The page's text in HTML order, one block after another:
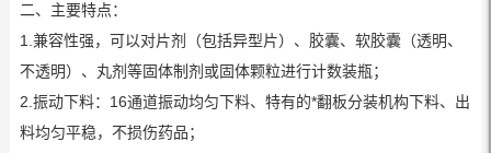
二、主要特点：
1.兼容性强，可以对片剂（包括异型片）、胶囊、软胶囊（透明、
不透明）、丸剂等固体制剂或固体颗粒进行计数装瓶；
2.振动下料：16通道振动均匀下料、特有的*翻板分装机构下料、出
料均匀平稳，不损伤药品；